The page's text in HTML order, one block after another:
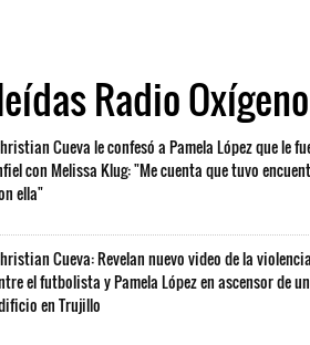
Radio Oxígeno
Cueva le confesó a Pamela López que le
con Melissa Klug: "Me cuenta que tuvo
ella"
Cueva: Revelan nuevo video de la
el futbolista y Pamela López en ascensor de un
en Trujillo